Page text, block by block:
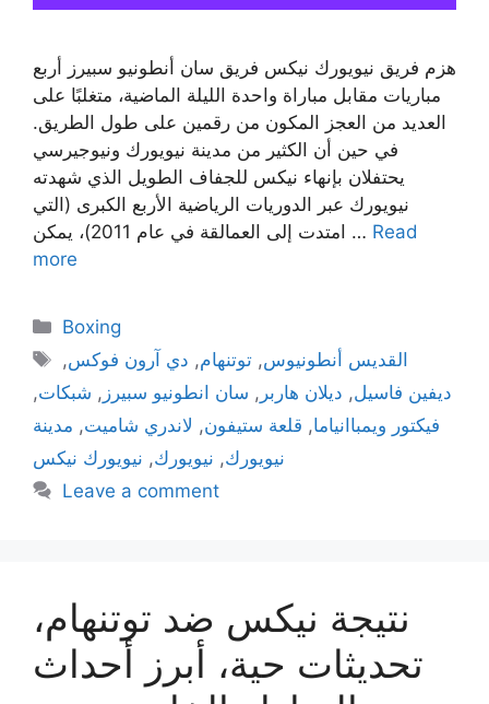
هزم فريق نيويورك نيكس فريق سان أنطونيو سبيرز أربع
مباريات مقابل مباراة واحدة الليلة الماضية، متغلبًا على
العديد من العجز المكون من رقمين على طول الطريق.
في حين أن الكثير من مدينة نيويورك ونيوجيرسي
يحتفلان بإنهاء نيكس للجفاف الطويل الذي شهدته
نيويورك عبر الدوريات الرياضية الأربع الكبرى (التي
امتدت إلى العمالقة في عام 2011)، يمكن … Read
more
Categories
Boxing
Tags
القديس أنطونيوس, توتنهام, دي آرون فوكس,
ديفين فاسيل, ديلان هاربر , سان انطونيو سبيرز , شبكات,
فيكتور ويمباانياما, قلعة ستيفون, لاندري شاميت, مدينة
نيويورك, نيويورك, نيويورك نيكس
Leave a comment
نتيجة نيكس ضد توتنهام،
تحديثات حية، أبرز أحداث